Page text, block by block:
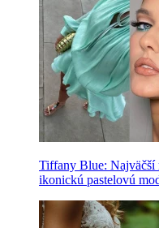
Tiffany Blue: Najväčší
ikonickú pastelovú